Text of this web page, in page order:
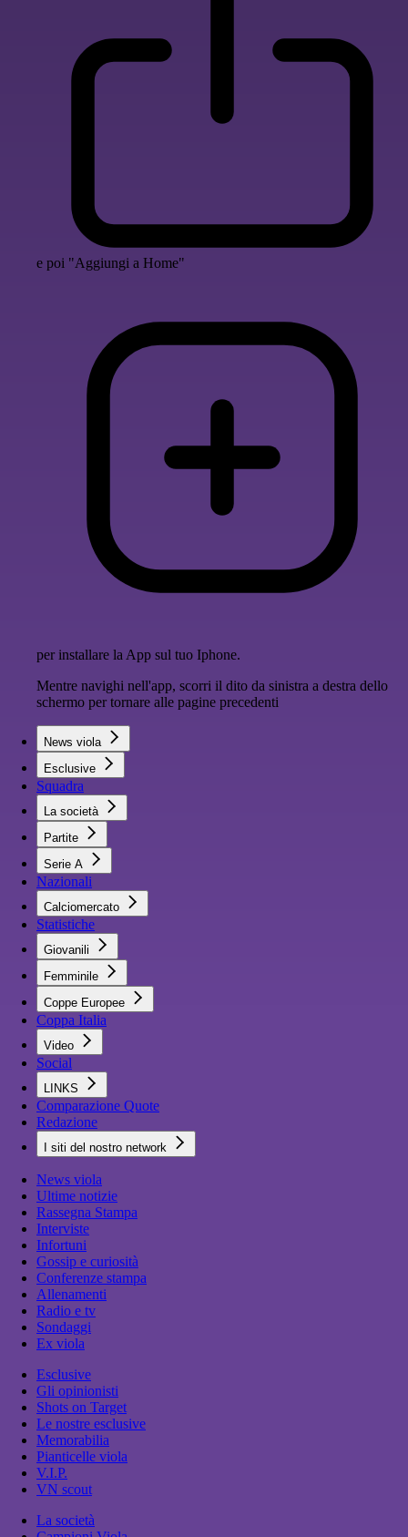
e poi "Aggiungi a Home"
per installare la App sul tuo Iphone.
Mentre navighi nell'app, scorri il dito da sinistra a destra dello
schermo per tornare alle pagine precedenti
News viola
Esclusive
Squadra
La società
Partite
Serie A
Nazionali
Calciomercato
Statistiche
Giovanili
Femminile
Coppe Europee
Coppa Italia
Video
Social
LINKS
Comparazione Quote
Redazione
I siti del nostro network
News viola
Ultime notizie
Rassegna Stampa
Interviste
Infortuni
Gossip e curiosità
Conferenze stampa
Allenamenti
Radio e tv
Sondaggi
Ex viola
Esclusive
Gli opinionisti
Shots on Target
Le nostre esclusive
Memorabilia
Pianticelle viola
V.I.P.
VN scout
La società